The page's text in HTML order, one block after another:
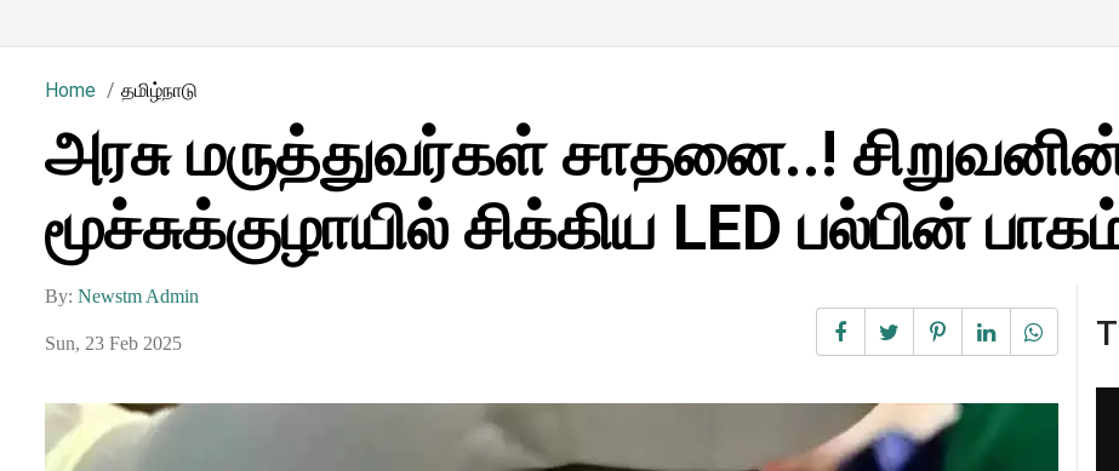
Home தமிழ்நாடு
அரசு மருத்துவர்கள் சாதனை..!
மூச்சுக்குழாயில் சிக்கிய LED பல்பின்
By: Newstm Admin
Sun, 23 Feb 2025